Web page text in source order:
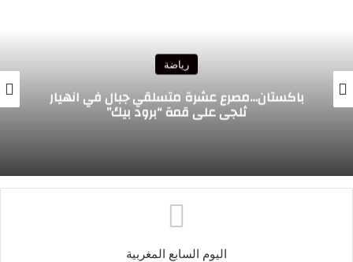
رياضة
باكستان…مصرع عشرة متسلقي جبال في انهيار
ثلجي على قمة “برود بيك”
اليوم السابع المغربية